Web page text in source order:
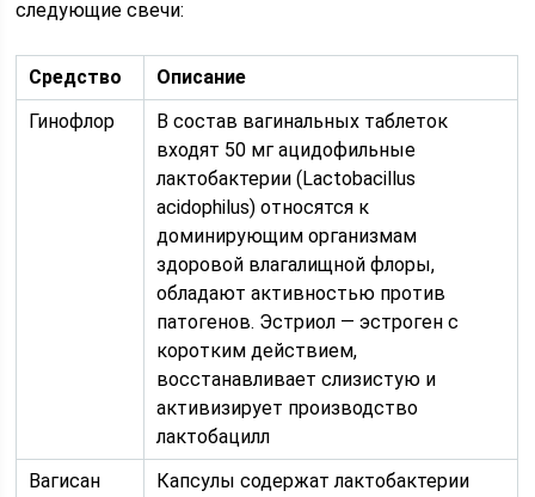
следующие свечи:
Средство
Описание
Гинофлор
В состав вагинальных таблеток
входят 50 мг ацидофильные
лактобактерии (Lactobacillus
acidophilus) относятся к
доминирующим организмам
здоровой влагалищной флоры,
обладают активностью против
патогенов. Эстриол — эстроген с
коротким действием,
восстанавливает слизистую и
активизирует производство
лактобацилл
Вагисан
Капсулы содержат лактобактерии